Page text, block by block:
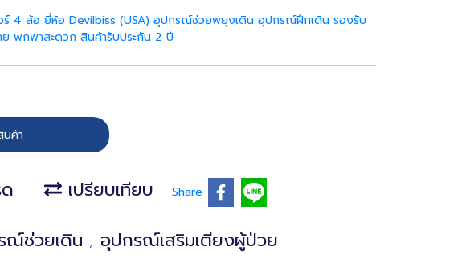
ร์ 4 ล้อ ยี่ห้อ Devilbiss (USA) อุปกรณ์ช่วยพยุงเดิน อุปกรณ์ฝึกเดิน รองรับ
พกพาสะดวก สินค้ารับประกัน 2 ปี
ค้า
เปรียบเทียบ Share
ณ์ช่วยเดิน , อุปกรณ์เสริมเตียงผู้ป่วย